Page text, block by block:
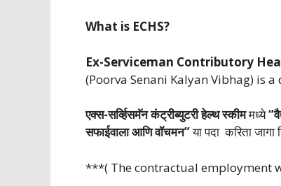
What is ECHS?
Ex-Serviceman Contributory
(Poorva Senani Kalyan Vibhag) is
एक्स-सर्व्हिसमॅन कंट्रीब्युटरी हेल्थ स्कीममध्ये
सफाईवाला आणि वॉचमन”या पदा करिता जागा
***( The contractual employment